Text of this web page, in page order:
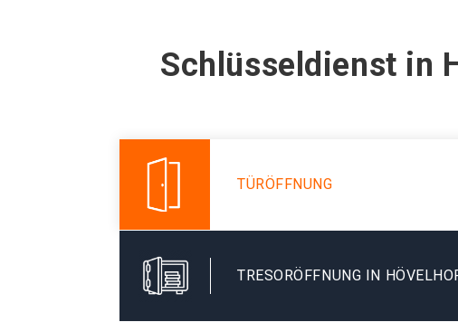
Schlüsseldienst in
TÜRÖFFNUNG
TRESORÖFFNUNG IN